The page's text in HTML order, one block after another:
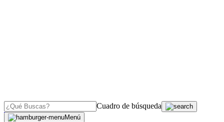
Cuadro de búsqueda
Menú
OJO